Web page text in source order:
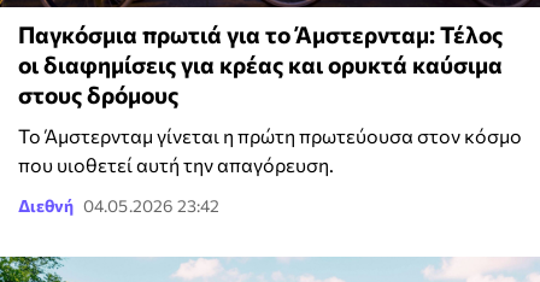
Παγκόσμια πρωτιά για το Άμστερνταμ: Τέλος
οι διαφημίσεις για κρέας και ορυκτά καύσιμα
στους δρόμους
Το Άμστερνταμ γίνεται η πρώτη πρωτεύουσα στον κόσμο
που υιοθετεί αυτή την απαγόρευση.
Διεθνή 04.05.2026 23:42